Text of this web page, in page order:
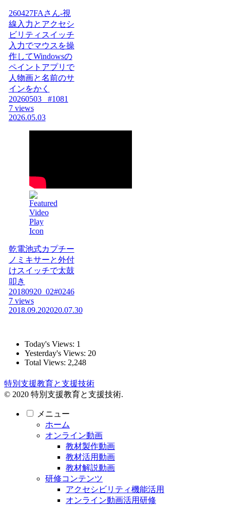
260427FAさん-視
線入力とアクセシ
ビリティスイッチ
入力でマウスを操
作してWindowsの
ペイントアプリで
人物画と名前のサ
インをかく
20260503_ #1081
7 views
2026.05.03
乾電池式カプチー
ノミキサーと外付
けスイッチで太鼓
叩き
20180920_02#0246
7 views
2018.09.202020.07.30
Today's Views: 1
Yesterday's Views: 20
Total Views: 2,248
特別支援教育と支援技術
© 2020 特別支援教育と支援技術.
メニュー
ホーム
オンライン動画
教材製作動画
教材活用動画
教材解説動画
研修コンテンツ
アクセシビリティ機能活用
オンライン動画活用研修